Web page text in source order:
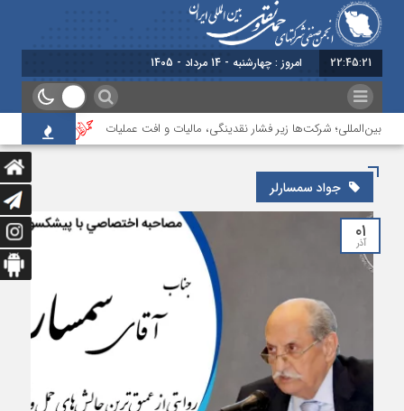
22:45:21 امروز : چهارشنبه - 14 مرداد - 1405
بین‌المللی؛ شرکت‌ها زیر فشار نقدینگی، مالیات و افت عملیات بررسی
جواد سمسارلر
۰۱
آذر